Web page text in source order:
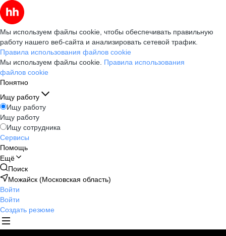
Мы используем файлы cookie, чтобы обеспечивать правильную
работу нашего веб-сайта и анализировать сетевой трафик.
Правила использования файлов cookie
Мы используем файлы cookie. Правила использования
файлов cookie
Понятно
Ищу работу
Ищу работу
Ищу работу
Ищу сотрудника
Сервисы
Помощь
Ещё
Поиск
Можайск (Московская область)
Войти
Войти
Создать резюме